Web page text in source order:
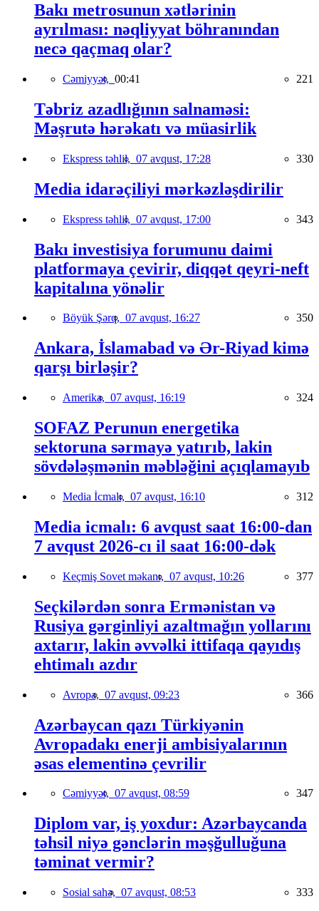
Bakı metrosunun xətlərinin
ayrılması: nəqliyyat böhranından
necə qaçmaq olar?
Cəmiyyət, 00:41 221
Təbriz azadlığının salnaməsi:
Məşrutə hərəkatı və müasirlik
Ekspress təhlil, 07 avqust, 17:28 330
Media idarəçiliyi mərkəzləşdirilir
Ekspress təhlil, 07 avqust, 17:00 343
Bakı investisiya forumunu daimi
platformaya çevirir, diqqət qeyri-neft
kapitalına yönəlir
Böyük Şərq, 07 avqust, 16:27 350
Ankara, İslamabad və Ər-Riyad kimə
qarşı birləşir?
Amerika, 07 avqust, 16:19 324
SOFAZ Perunun energetika
sektoruna sərmayə yatırıb, lakin
sövdələşmənin məbləğini açıqlamayıb
Media İcmalı, 07 avqust, 16:10 312
Media icmalı: 6 avqust saat 16:00-dan
7 avqust 2026-cı il saat 16:00-dək
Keçmiş Sovet məkanı, 07 avqust, 10:26 377
Seçkilərdən sonra Ermənistan və
Rusiya gərginliyi azaltmağın yollarını
axtarır, lakin əvvəlki ittifaqa qayıdış
ehtimalı azdır
Avropa, 07 avqust, 09:23 366
Azərbaycan qazı Türkiyənin
Avropadakı enerji ambisiyalarının
əsas elementinə çevrilir
Cəmiyyət, 07 avqust, 08:59 347
Diplom var, iş yoxdur: Azərbaycanda
təhsil niyə gənclərin məşğulluğuna
təminat vermir?
Sosial sahə, 07 avqust, 08:53 333